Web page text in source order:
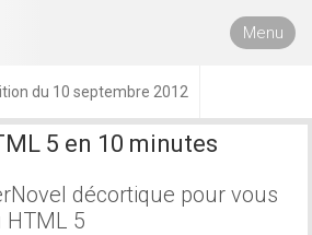
Menu
du 10 septembre 2012
5 en 10 minutes
décortique pour vous
HTML 5